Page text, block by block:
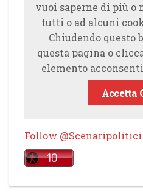
vuoi saperne di più o
tutti o ad alcuni
Chiudendo questo
questa pagina o
elemento
Accetta
Follow @Scenaripolitici